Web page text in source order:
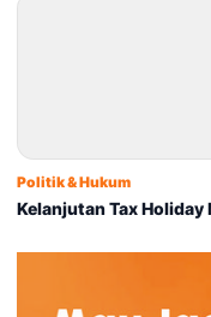
Politik & Hukum
Kelanjutan Tax